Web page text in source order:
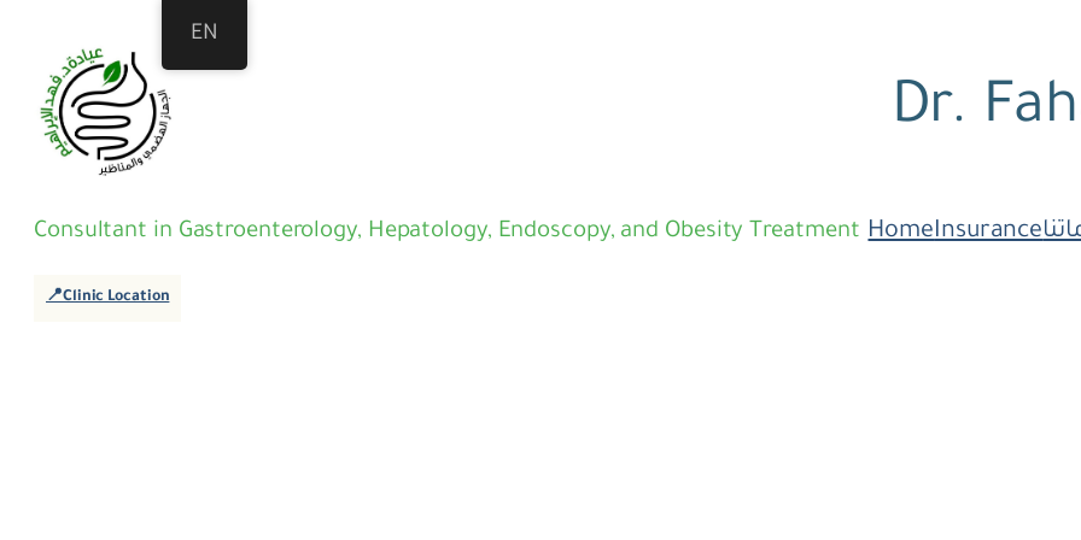
Dr.
Consultant in Gastroenterology, Hepatology, Endoscopy, and Obesity Treatment HomeInsurance
📍Clinic Location
EN